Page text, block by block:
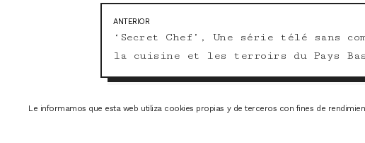
Le informamos que esta web utiliza cookies propias y de terceros con fines de
Navegación
Entrada
anterior:
ANTERIOR
‘Secret Chef’, Une série télé sans
la cuisine et les terroirs du Pays